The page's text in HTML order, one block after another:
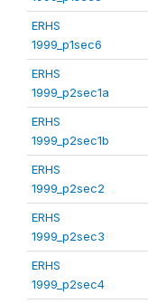
ERHS
1999_p1sec6
ERHS
1999_p2sec1a
ERHS
1999_p2sec1b
ERHS
1999_p2sec2
ERHS
1999_p2sec3
ERHS
1999_p2sec4